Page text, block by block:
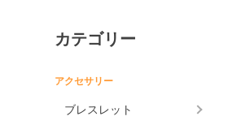
カテゴリー
アクセサリー
ブレスレット